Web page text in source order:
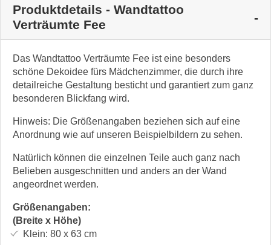
Produktdetails - Wandtattoo
Verträumte Fee
Das Wandtattoo Verträumte Fee ist eine besonders
schöne Dekoidee fürs Mädchenzimmer, die durch ihre
detailreiche Gestaltung besticht und garantiert zum ganz
besonderen Blickfang wird.
Hinweis: Die Größenangaben beziehen sich auf eine
Anordnung wie auf unseren Beispielbildern zu sehen.
Natürlich können die einzelnen Teile auch ganz nach
Belieben ausgeschnitten und anders an der Wand
angeordnet werden.
Größenangaben:
(Breite x Höhe)
Klein: 80 x 63cm